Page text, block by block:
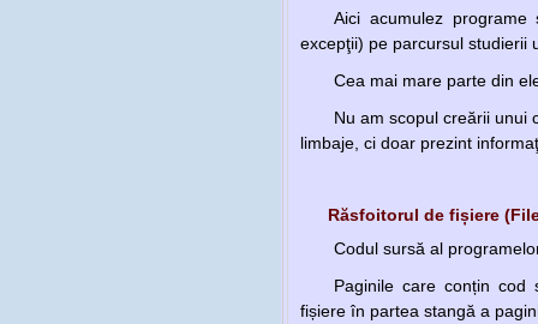
Aici acumulez
excepţii) pe parcursul studierii
Cea mai mare parte din
Nu am scopul creării unui
limbaje, ci doar prezint
Răsfoitorul de fișiere
Codul sursă al
Paginile care conțin
fișiere în partea stangă a